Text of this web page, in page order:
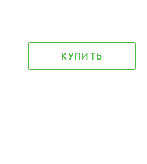
КУПИТЬ